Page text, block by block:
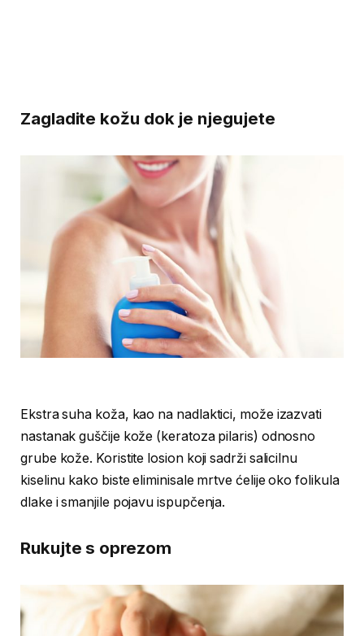
Zagladite kožu dok je njegujete
Ekstra suha koža, kao na nadlaktici, može izazvati
nastanak guščije kože (keratoza pilaris) odnosno
grube kože. Koristite losion koji sadrži salicilnu
kiselinu kako biste eliminisale mrtve ćelije oko folikula
dlake i smanjile pojavu ispupčenja.
Rukujte s oprezom